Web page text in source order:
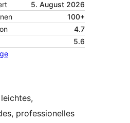
5. August 2026
100+
4.7
5.6
professionelles